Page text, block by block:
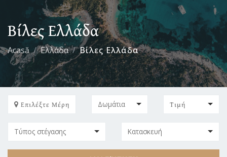
Βίλες Ελλάδα
Acasă Ελλάδα Βίλες Ελλάδα
Επιλέξτε Μέρη Τιμή